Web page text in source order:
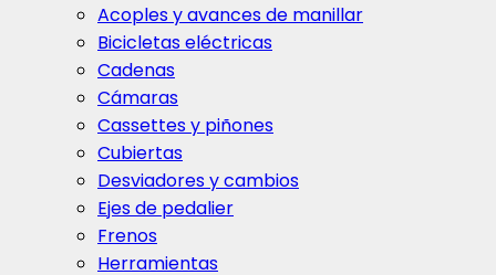
Acoples y avances de manillar
Bicicletas eléctricas
Cadenas
Cámaras
Cassettes y piñones
Cubiertas
Desviadores y cambios
Ejes de pedalier
Frenos
Herramientas